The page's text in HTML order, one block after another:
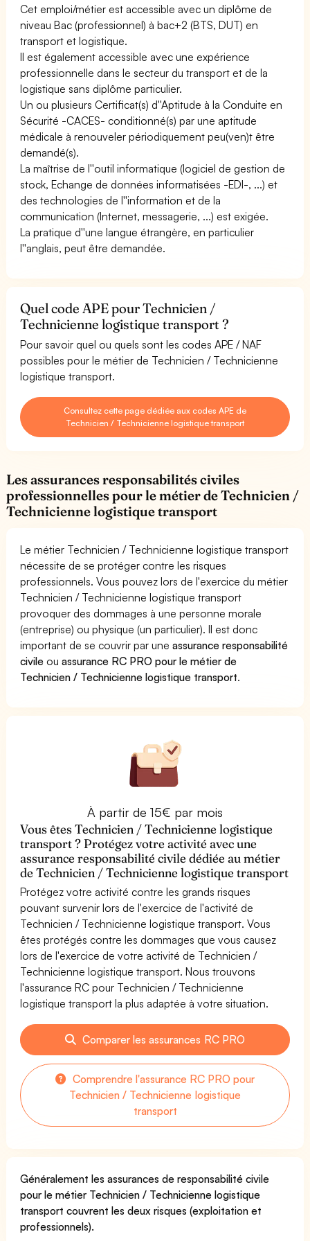
Cet emploi/métier est accessible avec un diplôme de
niveau Bac (professionnel) à bac+2 (BTS, DUT) en
transport et logistique.
Il est également accessible avec une expérience
professionnelle dans le secteur du transport et de la
logistique sans diplôme particulier.
Un ou plusieurs Certificat(s) d''Aptitude à la Conduite en
Sécurité -CACES- conditionné(s) par une aptitude
médicale à renouveler périodiquement peu(ven)t être
demandé(s).
La maîtrise de l''outil informatique (logiciel de gestion de
stock, Echange de données informatisées -EDI-, ...) et
des technologies de l''information et de la
communication (Internet, messagerie, ...) est exigée.
La pratique d''une langue étrangère, en particulier
l''anglais, peut être demandée.
Quel code APE pour Technicien /
Technicienne logistique transport ?
Pour savoir quel ou quels sont les codes APE / NAF
possibles pour le métier de Technicien / Technicienne
logistique transport.
Consultez cette page dédiée aux codes APE de
Technicien / Technicienne logistique transport
Les assurances responsabilités civiles
professionnelles pour le métier de Technicien /
Technicienne logistique transport
Le métier Technicien / Technicienne logistique transport
nécessite de se protéger contre les risques
professionnels. Vous pouvez lors de l'exercice du métier
Technicien / Technicienne logistique transport
provoquer des dommages à une personne morale
(entreprise) ou physique (un particulier). Il est donc
important de se couvrir par uneassurance responsabilité
civile ouassurance RC PRO pour le métier de
Technicien / Technicienne logistique transport.
À partir de 15€ par mois
Vous êtes Technicien / Technicienne logistique
transport ? Protégez votre activité avec une
assurance responsabilité civile dédiée au métier
de Technicien / Technicienne logistique transport
Protégez votre activité contre les grands risques
pouvant survenir lors de l'exercice de l'activité de
Technicien / Technicienne logistique transport. Vous
êtes protégés contre les dommages que vous causez
lors de l'exercice de votre activité de Technicien /
Technicienne logistique transport. Nous trouvons
l'assurance RC pour Technicien / Technicienne
logistique transport la plus adaptée à votre situation.
Comparer les assurances RC PRO
Comprendre l'assurance RC PRO pour
Technicien / Technicienne logistique
transport
Généralement les assurances de responsabilité civile
pour le métier Technicien / Technicienne logistique
transport couvrent les deux risques (exploitation et
professionnels).